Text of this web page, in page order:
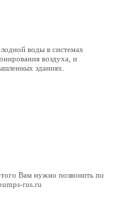
воды в системах
воздуха, и
зданиях.
Вам нужно позвонить по
rus.ru